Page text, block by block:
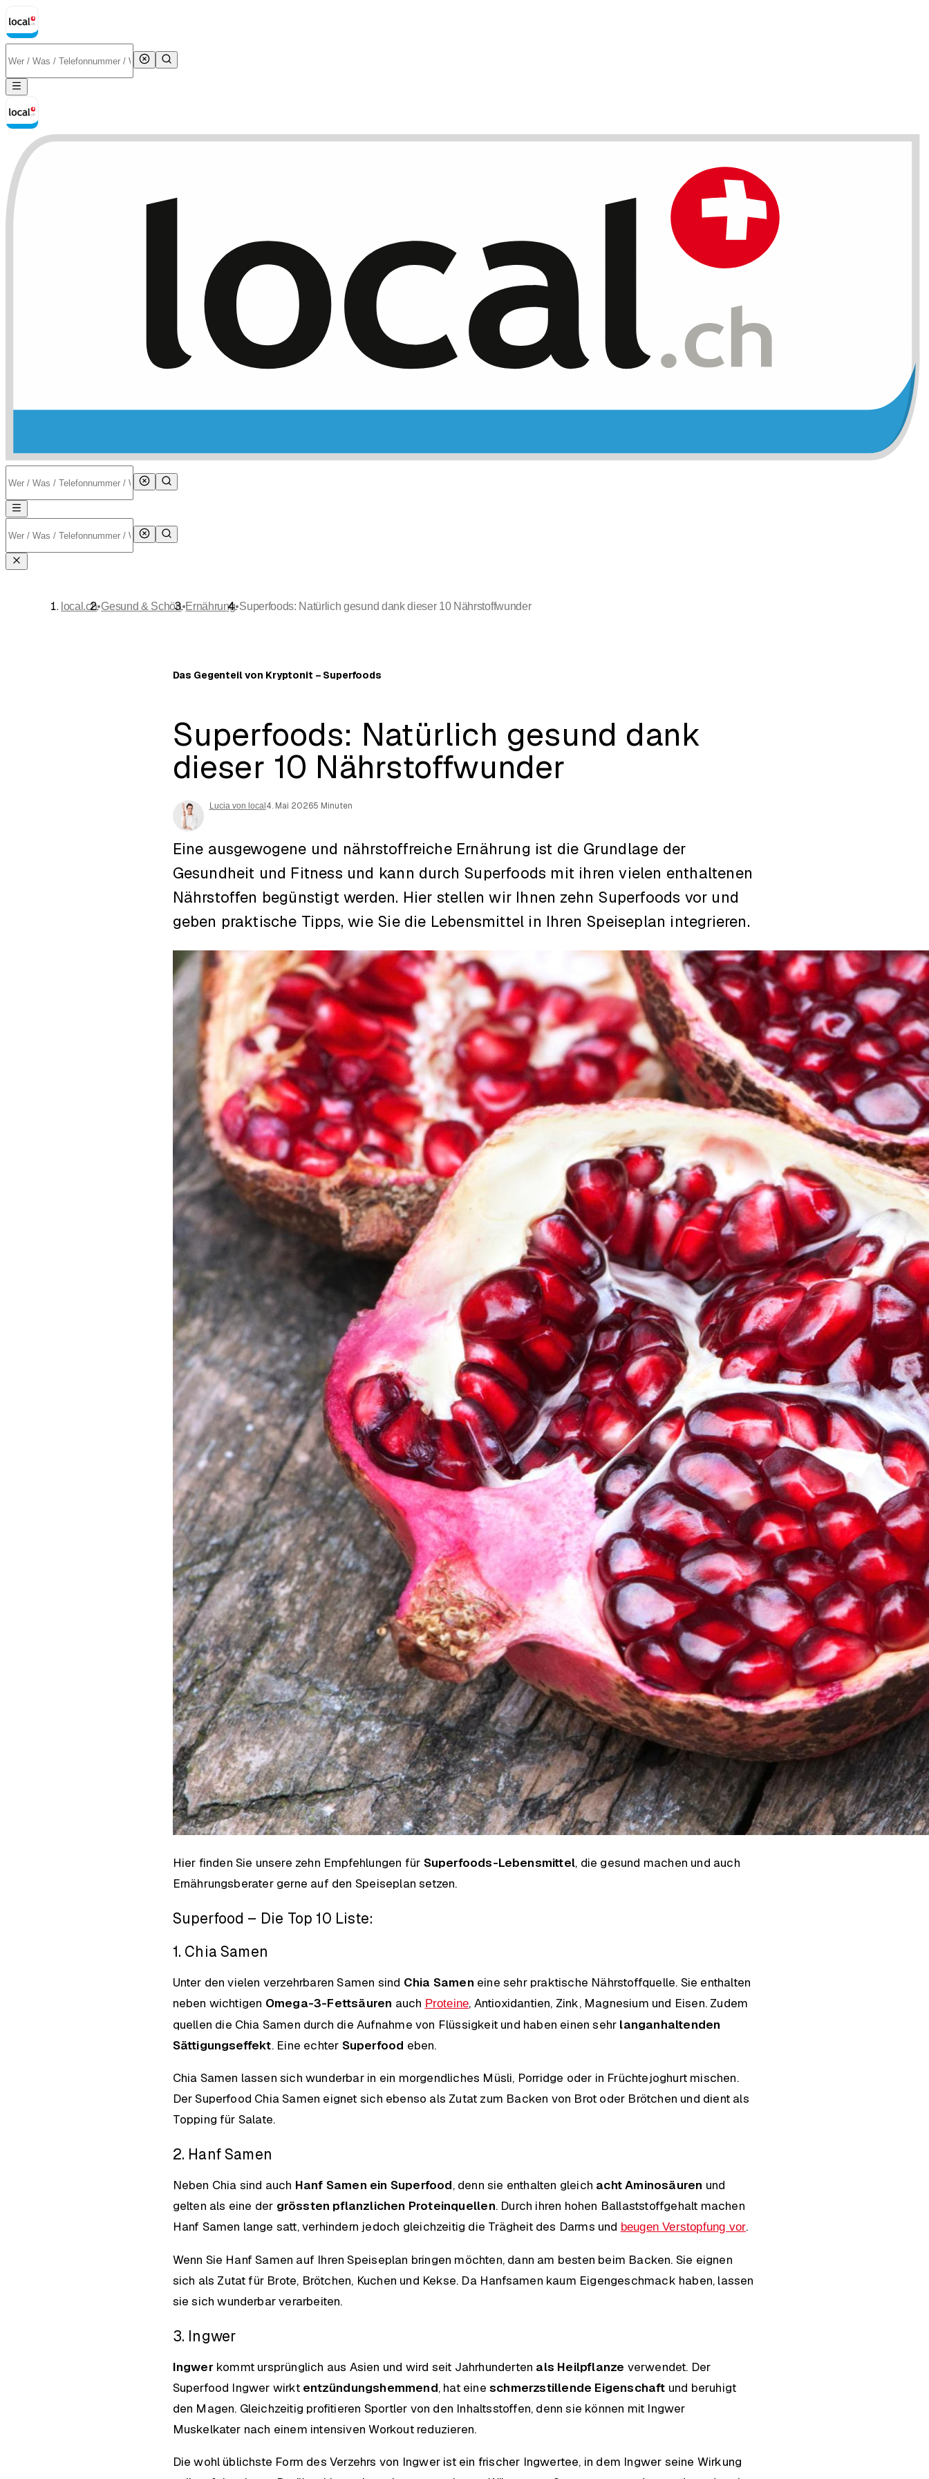
local.ch•Gesund & Schön•Ernährung•Superfoods: Natürlich gesund dank dieser 10 Nährstoffwunder
Das Gegenteil von Kryptonit – Superfoods
Superfoods: Natürlich gesund dank
dieser 10 Nährstoffwunder
Lucia von local 4. Mai 20265 Minuten
Eine ausgewogene und nährstoffreiche Ernährung ist die Grundlage der
Gesundheit und Fitness und kann durch Superfoods mit ihren vielen enthaltenen
Nährstoffen begünstigt werden. Hier stellen wir Ihnen zehn Superfoods vor und
geben praktische Tipps, wie Sie die Lebensmittel in Ihren Speiseplan integrieren.
Hier finden Sie unsere zehn Empfehlungen für Superfoods-Lebensmittel, die gesund machen und auch
Ernährungsberater gerne auf den Speiseplan setzen.
Superfood – Die Top 10 Liste:
1. Chia Samen
Unter den vielen verzehrbaren Samen sind Chia Samen eine sehr praktische Nährstoffquelle. Sie enthalten
neben wichtigen Omega-3-Fettsäuren auch Proteine, Antioxidantien, Zink, Magnesium und Eisen. Zudem
quellen die Chia Samen durch die Aufnahme von Flüssigkeit und haben einen sehr langanhaltenden
Sättigungseffekt. Eine echter Superfood eben.
Chia Samen lassen sich wunderbar in ein morgendliches Müsli, Porridge oder in Früchtejoghurt mischen.
Der Superfood Chia Samen eignet sich ebenso als Zutat zum Backen von Brot oder Brötchen und dient als
Topping für Salate.
2. Hanf Samen
Neben Chia sind auch Hanf Samen ein Superfood, denn sie enthalten gleich acht Aminosäuren und
gelten als eine der grössten pflanzlichen Proteinquellen. Durch ihren hohen Ballaststoffgehalt machen
Hanf Samen lange satt, verhindern jedoch gleichzeitig die Trägheit des Darms und beugen Verstopfung vor.
Wenn Sie Hanf Samen auf Ihren Speiseplan bringen möchten, dann am besten beim Backen. Sie eignen
sich als Zutat für Brote, Brötchen, Kuchen und Kekse. Da Hanfsamen kaum Eigengeschmack haben, lassen
sie sich wunderbar verarbeiten.
3. Ingwer
Ingwer kommt ursprünglich aus Asien und wird seit Jahrhunderten als Heilpflanze verwendet. Der
Superfood Ingwer wirkt entzündungshemmend, hat eine schmerzstillende Eigenschaft und beruhigt
den Magen. Gleichzeitig profitieren Sportler von den Inhaltsstoffen, denn sie können mit Ingwer
Muskelkater nach einem intensiven Workout reduzieren.
Die wohl üblichste Form des Verzehrs von Ingwer ist ein frischer Ingwertee, in dem Ingwer seine Wirkung